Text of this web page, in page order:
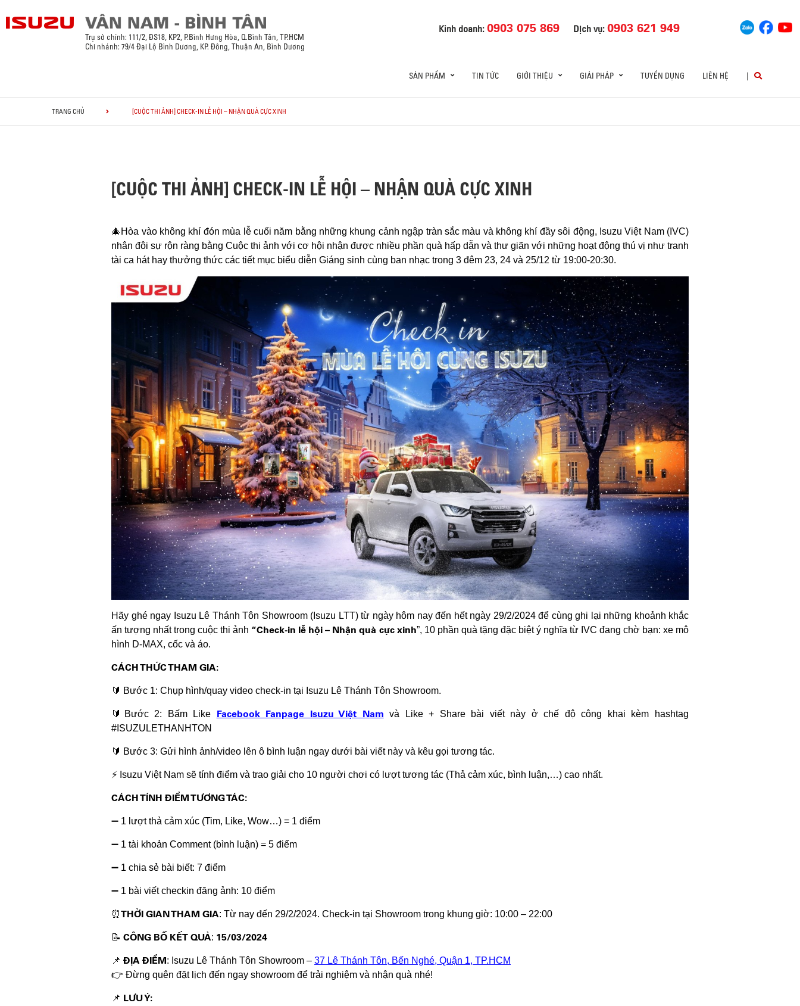
Kinh doanh:0903 075 869 Dịch vụ:0903 621 949
Trụ sở chính: 111/2, ĐS18, KP2, P.Bình Hưng Hòa, Q.Bình Tân, TP.HCM
Chi nhánh: 79/4 Đại Lộ Bình Dương, KP. Đông, Thuận An, Bình Dương
SẢN PHẨM TIN TỨC GIỚI THIỆU GIẢI PHÁP TUYỂN DỤNG LIÊN HỆ |
TRANG CHỦ [CUỘC THI ẢNH] CHECK-IN LỄ HỘI – NHẬN QUÀ CỰC XINH
[CUỘC THI ẢNH] CHECK-IN LỄ HỘI – NHẬN QUÀ CỰC XINH
🎄Hòa vào không khí đón mùa lễ cuối năm bằng những khung cảnh ngập tràn sắc màu và không khí đầy sôi động, Isuzu Việt Nam (IVC)
nhân đôi sự rộn ràng bằng Cuộc thi ảnh với cơ hội nhận được nhiều phần quà hấp dẫn và thư giãn với những hoạt động thú vị như tranh
tài ca hát hay thưởng thức các tiết mục biểu diễn Giáng sinh cùng ban nhạc trong 3 đêm 23, 24 và 25/12 từ 19:00-20:30.
Hãy ghé ngay Isuzu Lê Thánh Tôn Showroom (Isuzu LTT) từ ngày hôm nay đến hết ngày 29/2/2024 để cùng ghi lại những khoảnh khắc
ấn tượng nhất trong cuộc thi ảnh “Check-in lễ hội – Nhận quà cựcxinh”, 10 phần quà tặng đặc biệt ý nghĩa từ IVC đang chờ bạn: xe mô
hình D-MAX, cốc và áo.
CÁCH THỨC THAM GIA:
🔰 Bước 1: Chụp hình/quay video check-in tại Isuzu Lê Thánh Tôn Showroom.
🔰Bước 2: Bấm Like Facebook Fanpage Isuzu Việt Nam và Like + Share bài viết này ở chế độ công khai kèm hashtag
#ISUZULETHANHTON
🔰 Bước 3: Gửi hình ảnh/video lên ô bình luận ngay dưới bài viết này và kêu gọi tương tác.
⚡ Isuzu Việt Nam sẽ tính điểm và trao giải cho 10 người chơi có lượt tương tác (Thả cảm xúc, bình luận,…) cao nhất.
CÁCH TÍNH ĐIỂM TƯƠNG TÁC:
➖ 1 lượt thả cảm xúc (Tim, Like, Wow…) = 1 điểm
➖ 1 tài khoản Comment (bình luận) = 5 điểm
➖ 1 chia sẻ bài biết: 7 điểm
➖ 1 bài viết checkin đăng ảnh: 10 điểm
⏰THỜI GIAN THAM GIA: Từ nay đến 29/2/2024. Check-in tại Showroom trong khung giờ: 10:00 – 22:00
📝 CÔNG BỐ KẾT QUẢ: 15/03/2024
📌 ĐỊA ĐIỂM: Isuzu Lê Thánh Tôn Showroom – 37 Lê Thánh Tôn, Bến Nghé, Quận 1, TP.HCM
👉 Đừng quên đặt lịch đến ngay showroom để trải nghiệm và nhận quà nhé!
📌 LƯU Ý: